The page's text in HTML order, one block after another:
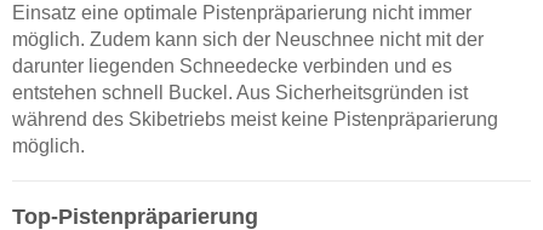
Einsatz eine optimale Pistenpräparierung nicht immer
möglich. Zudem kann sich der Neuschnee nicht mit der
darunter liegenden Schneedecke verbinden und es
entstehen schnell Buckel. Aus Sicherheitsgründen ist
während des Skibetriebs meist keine Pistenpräparierung
möglich.
Top-Pistenpräparierung